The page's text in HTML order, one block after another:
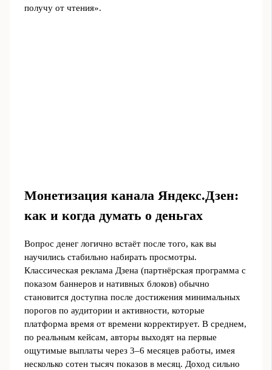
получу от чтения».
Монетизация канала Яндекс.Дзен:
как и когда думать о деньгах
Вопрос денег логично встаёт после того, как вы
научились стабильно набирать просмотры.
Классическая реклама Дзена (партнёрская программа с
показом баннеров и нативных блоков) обычно
становится доступна после достижения минимальных
порогов по аудитории и активности, которые
платформа время от времени корректирует. В среднем,
по реальным кейсам, авторы выходят на первые
ощутимые выплаты через 3–6 месяцев работы, имея
несколько сотен тысяч показов в месяц. Доход сильно